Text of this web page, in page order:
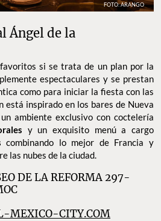
FOTO: ARANGO
Ángel de la
si se trata de un plan por la
espectaculares y se prestan
como para iniciar la fiesta con las
está inspirado en los bares de Nueva
ambiente exclusivo con coctelería
y un exquisito menú a cargo
combinando lo mejor de Francia y
las nubes de la ciudad.
DE LA REFORMA 297-
MEXICO-CITY.COM